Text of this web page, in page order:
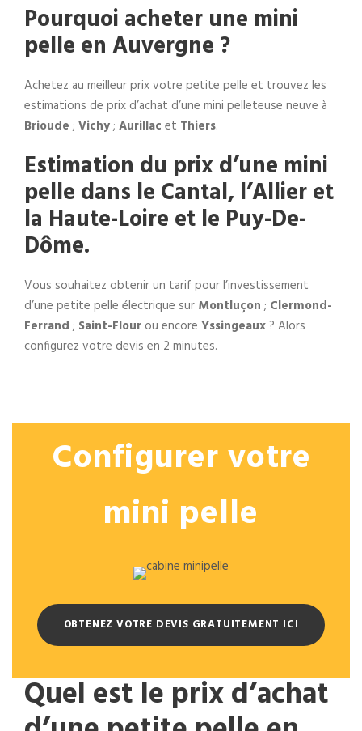
Pourquoi acheter une mini
pelle en Auvergne ?
Achetez au meilleur prix votre petite pelle et trouvez les
estimations de prix d’achat d’une mini pelleteuse neuve à
Brioude; Vichy; Aurillac et Thiers.
Estimation du prix d’une mini
pelle dans le Cantal, l’Allier et
la Haute-Loire et le Puy-De-
Dôme.
Vous souhaitez obtenir un tarif pour l’investissement
d’une petite pelle électrique sur Montluçon; Clermond-
Ferrand; Saint-Flour ou encore Yssingeaux? Alors
configurez votre devis en 2 minutes.
Configurer votre
mini pelle
OBTENEZ VOTRE DEVIS GRATUITEMENT ICI
Quel est le prix d’achat